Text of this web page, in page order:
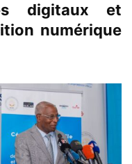
digitaux et
numérique